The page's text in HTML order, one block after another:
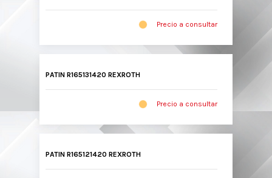
Precio a consultar
PATIN R165131420 REXROTH
Precio a consultar
PATIN R165121420 REXROTH